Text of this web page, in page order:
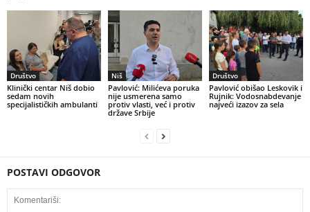
Društvo
Klinički centar Niš dobio
sedam novih
specijalističkih ambulanti
Niš
Pavlović: Milićeva poruka
nije usmerena samo
protiv vlasti, već i protiv
države Srbije
Društvo
Pavlović obišao Leskovik i
Rujnik: Vodosnabdevanje
najveći izazov za sela
POSTAVI ODGOVOR